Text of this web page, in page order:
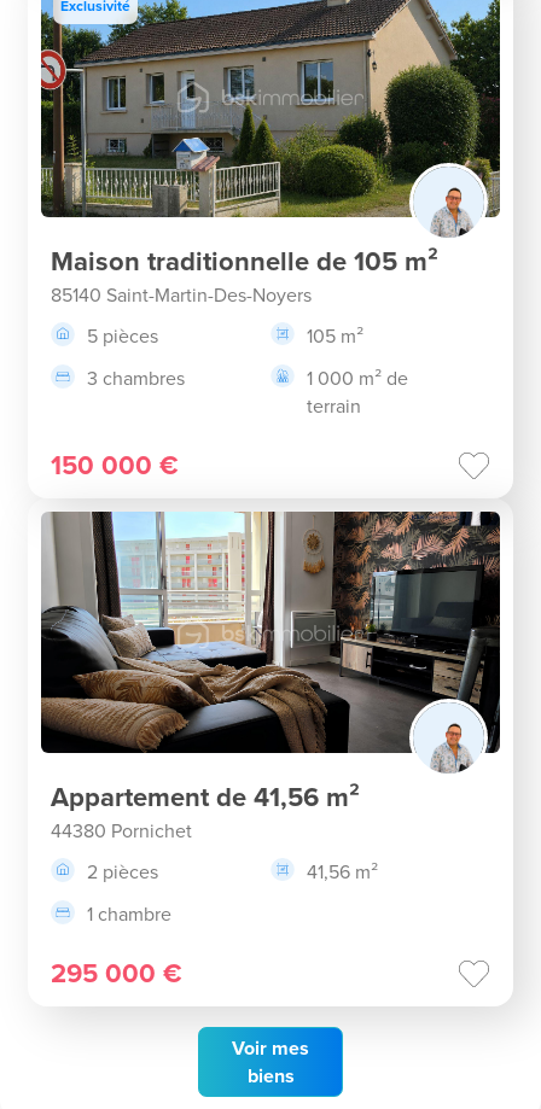
Voir mes
biens
Exclusivité
Maison traditionnelle de 105 m²
85140 Saint-Martin-Des-Noyers
5 pièces
105 m²
3 chambres
1 000 m² de
terrain
150 000 €
Appartement de 41,56 m²
44380 Pornichet
2 pièces
41,56 m²
1 chambre
295 000 €